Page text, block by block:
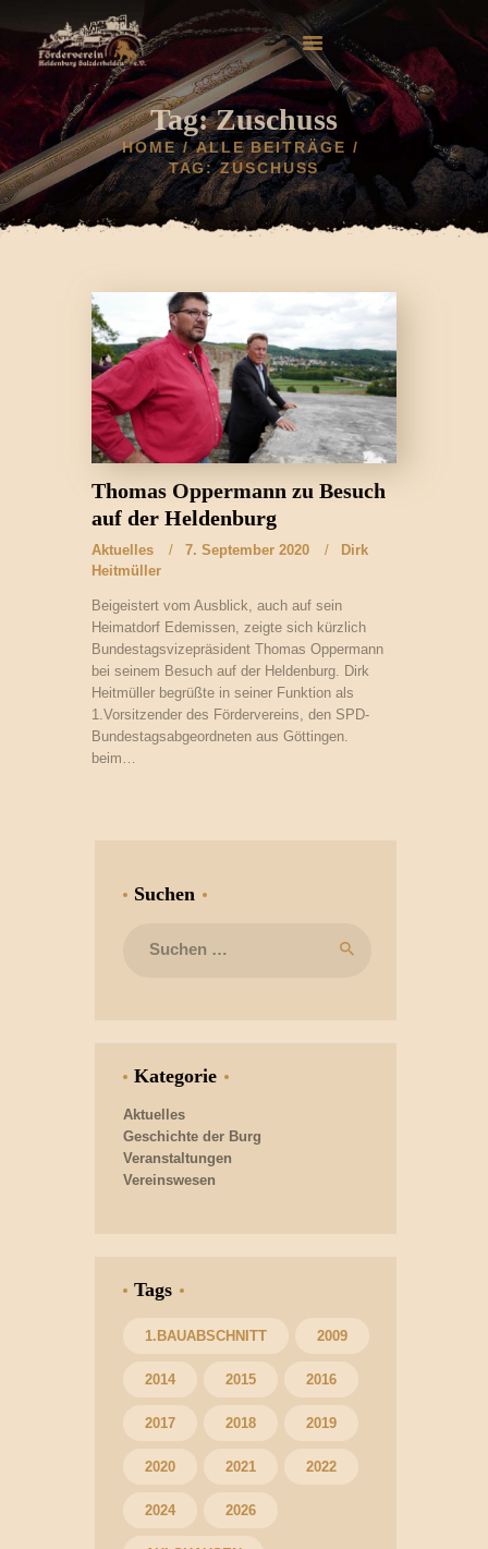
Tag: Zuschuss
HOME
ALLE BEITRÄGE
TAG: ZUSCHUSS
HOME
AKTUELLES
HISTORIE
VEREIN
GALERIE
Thomas Oppermann zu Besuch
auf der Heldenburg
Aktuelles 7. September 2020
Dirk
Heitmüller
Beigeistert vom Ausblick, auch auf sein
Heimatdorf Edemissen, zeigte sich kürzlich
Bundestagsvizepräsident Thomas Oppermann
bei seinem Besuch auf der Heldenburg. Dirk
Heitmüller begrüßte in seiner Funktion als
1.Vorsitzender des Fördervereins, den SPD-
Bundestagsabgeordneten aus Göttingen.
beim…
Suchen
nach:
Kategorie
Aktuelles
Geschichte der Burg
Veranstaltungen
Vereinswesen
Tags
1.BAUABSCHNITT 2009
2014 2015 2016
2017 2018 2019
2020 2021 2022
2024 2026